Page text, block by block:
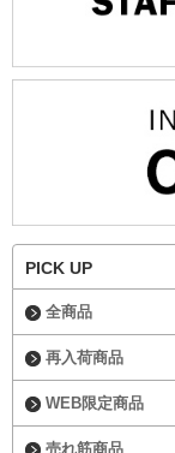
PICK UP
全商品
再入荷商品
WEB限定商品
売れ筋商品